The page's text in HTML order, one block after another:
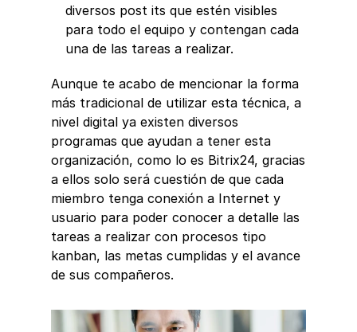
diversos post its que estén visibles
para todo el equipo y contengan cada
una de las tareas a realizar.
Aunque te acabo de mencionar la forma
más tradicional de utilizar esta técnica, a
nivel digital ya existen diversos
programas que ayudan a tener esta
organización, como lo es Bitrix24, gracias
a ellos solo será cuestión de que cada
miembro tenga conexión a Internet y
usuario para poder conocer a detalle las
tareas a realizar con procesos tipo
kanban, las metas cumplidas y el avance
de sus compañeros.